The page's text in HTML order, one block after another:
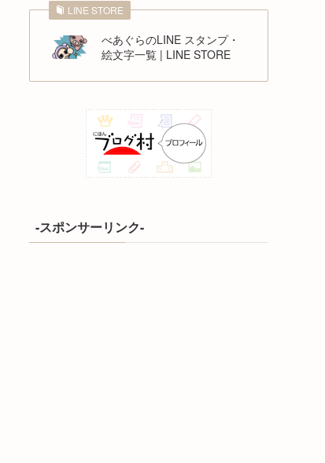
LINE STORE
べあぐらのLINE スタンプ・
絵文字一覧 | LINE STORE
-スポンサーリンク-